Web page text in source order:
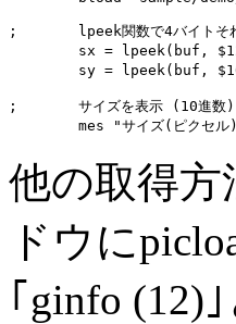
;	lpeek関数で4バイトそれぞれ取り出します。
;	サイズを表示 (10進数)
mes "サイズ(ピクセ
他の取得方
ドウに
｢ginfo (12)